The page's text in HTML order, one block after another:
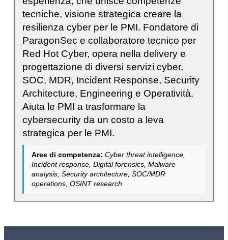
tecniche, visione strategica creare la
resilienza cyber per le PMI. Fondatore di
ParagonSec e collaboratore tecnico per
Red Hot Cyber, opera nella delivery e
progettazione di diversi servizi cyber,
SOC, MDR, Incident Response, Security
Architecture, Engineering e Operatività.
Aiuta le PMI a trasformare la
cybersecurity da un costo a leva
strategica per le PMI.
Aree di competenza: Cyber threat intelligence,
Incident response, Digital forensics, Malware
analysis, Security architecture, SOC/MDR
operations, OSINT research